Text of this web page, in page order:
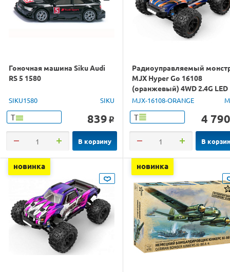
Гоночная машина Siku Audi
RS 5 1580
SIKU1580 SIKU
Т 839 o
В корзину
Радиоуправляемый
MJX Hyper Go 16108
(оранжевый) 4WD 2.4G LED
1/16 RTR
MJX-16108-ORANGE
Т 4 790
В
новинка новинка